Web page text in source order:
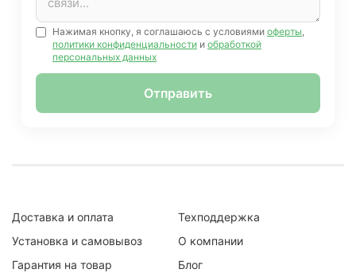
Нажимая кнопку, я соглашаюсь с условиями оферты
политики конфиденциальности и обработкой
персональных данных
Отправить
Доставка и оплата
Установка и самовывоз
Гарантия на товар
Техподдержка
О компании
Блог